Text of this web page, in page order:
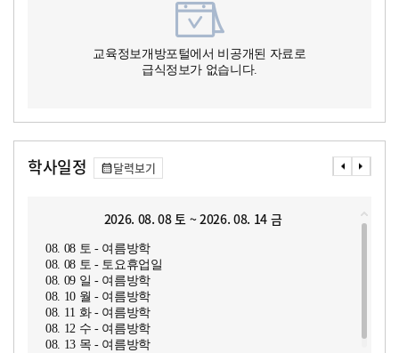
교육정보개방포털에서 비공개된 자료로
급식정보가 없습니다.
학사일정 달력보기
2026. 08. 08 토 ~ 2026. 08. 14 금
08. 08 토 - 여름방학
08. 08 토 - 토요휴업일
08. 09 일 - 여름방학
08. 10 월 - 여름방학
08. 11 화 - 여름방학
08. 12 수 - 여름방학
08. 13 목 - 여름방학